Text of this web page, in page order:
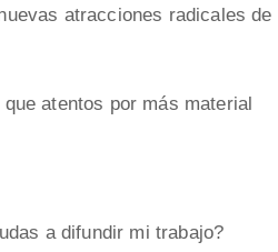
atracciones radicales de
atentos por más material
a difundir mi trabajo?